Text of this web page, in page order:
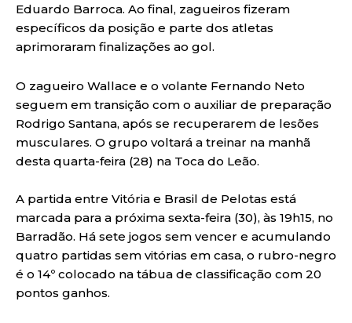
Eduardo Barroca. Ao final, zagueiros fizeram
específicos da posição e parte dos atletas
aprimoraram finalizações ao gol.
O zagueiro Wallace e o volante Fernando Neto
seguem em transição com o auxiliar de preparação
Rodrigo Santana, após se recuperarem de lesões
musculares. O grupo voltará a treinar na manhã
desta quarta-feira (28) na Toca do Leão.
A partida entre Vitória e Brasil de Pelotas está
marcada para a próxima sexta-feira (30), às 19h15, no
Barradão. Há sete jogos sem vencer e acumulando
quatro partidas sem vitórias em casa, o rubro-negro
é o 14º colocado na tábua de classificação com 20
pontos ganhos.